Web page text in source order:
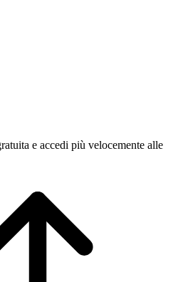
e accedi più velocemente alle